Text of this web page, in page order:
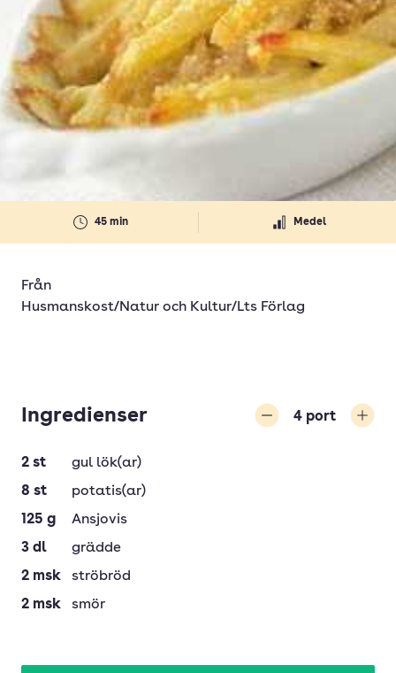
45 min Medel
Från
Husmanskost/Natur och Kultur/Lts Förlag
Ingredienser 4 port
2 st
gul lök(ar)
8 st
potatis(ar)
125 g
Ansjovis
3 dl
grädde
2 msk
ströbröd
2 msk smör